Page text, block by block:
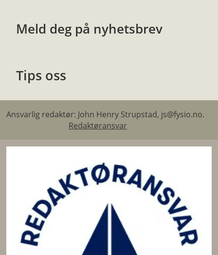
Meld deg på nyhetsbrev
Tips oss
Ansvarlig redaktør: John Henry Strupstad, js@fysio.no.
Redaktøransvar